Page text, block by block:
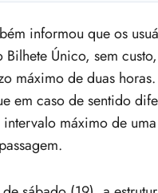
informou que os
Único, sem
máximo de duas horas.
em caso de sentido
máximo de